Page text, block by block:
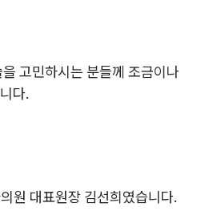
고민하시는 분들께 조금이나
다.
원 대표원장 김선희였습니다.